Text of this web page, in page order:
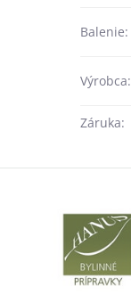
Balenie:
Výrobca:
Záruka: